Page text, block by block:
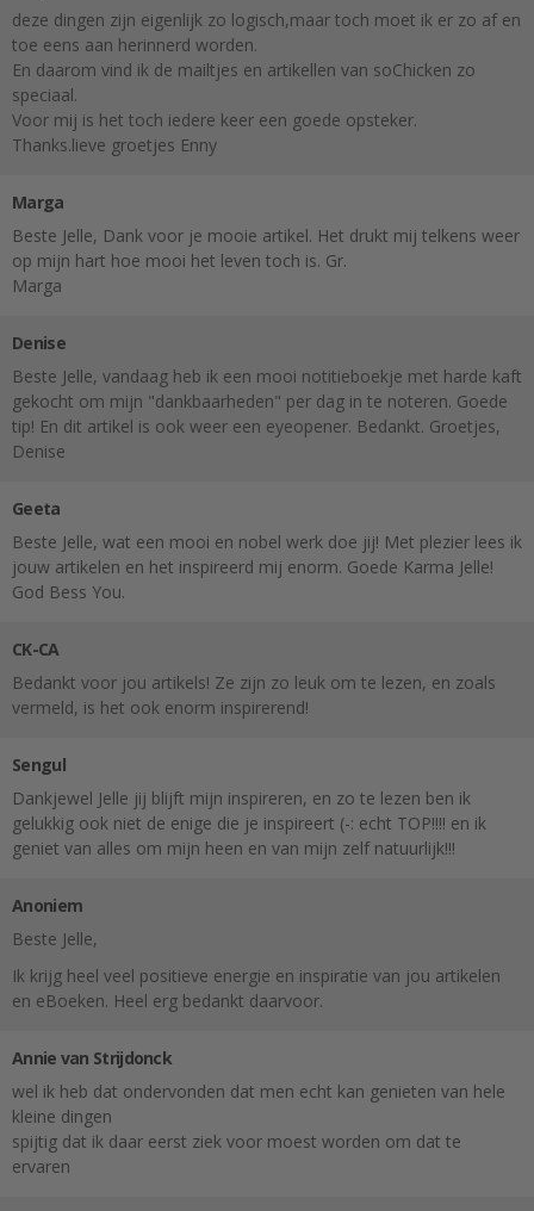
deze dingen zijn eigenlijk zo logisch,maar toch moet ik er zo af en
toe eens aan herinnerd worden.
En daarom vind ik de mailtjes en artikellen van soChicken zo
speciaal.
Voor mij is het toch iedere keer een goede opsteker.
Thanks.lieve groetjes Enny
Marga
Beste Jelle, Dank voor je mooie artikel. Het drukt mij telkens weer
op mijn hart hoe mooi het leven toch is. Gr.
Marga
Denise
Beste Jelle, vandaag heb ik een mooi notitieboekje met harde kaft
gekocht om mijn "dankbaarheden" per dag in te noteren. Goede
tip! En dit artikel is ook weer een eyeopener. Bedankt. Groetjes,
Denise
Geeta
Beste Jelle, wat een mooi en nobel werk doe jij! Met plezier lees ik
jouw artikelen en het inspireerd mij enorm. Goede Karma Jelle!
God Bess You.
CK-CA
Bedankt voor jou artikels! Ze zijn zo leuk om te lezen, en zoals
vermeld, is het ook enorm inspirerend!
Sengul
Dankjewel Jelle jij blijft mijn inspireren, en zo te lezen ben ik
gelukkig ook niet de enige die je inspireert (-: echt TOP!!!! en ik
geniet van alles om mijn heen en van mijn zelf natuurlijk!!!
Anoniem
Beste Jelle,
Ik krijg heel veel positieve energie en inspiratie van jou artikelen
en eBoeken. Heel erg bedankt daarvoor.
Annie van Strijdonck
wel ik heb dat ondervonden dat men echt kan genieten van hele
kleine dingen
spijtig dat ik daar eerst ziek voor moest worden om dat te
ervaren